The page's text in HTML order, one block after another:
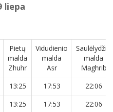
liepa
Pietų
malda
Zhuhr
Vidudienio
malda
Asr
Saulėlydžio
malda
Maghrib
13:25 17:53
22:06
13:25 17:53
22:06